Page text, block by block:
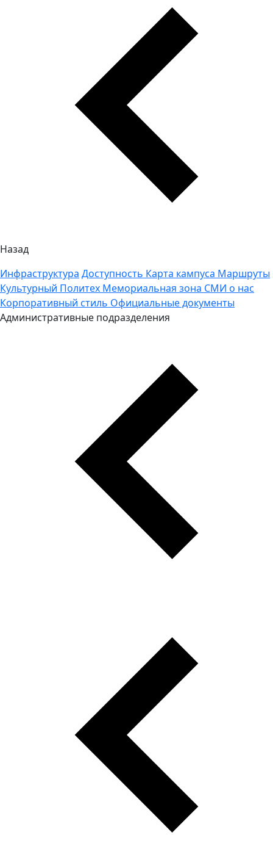
Назад
Инфраструктура Доступность Карта кампуса Маршруты
Культурный Политех Мемориальная зона СМИ о нас
Корпоративный стиль Официальные документы
Административные подразделения